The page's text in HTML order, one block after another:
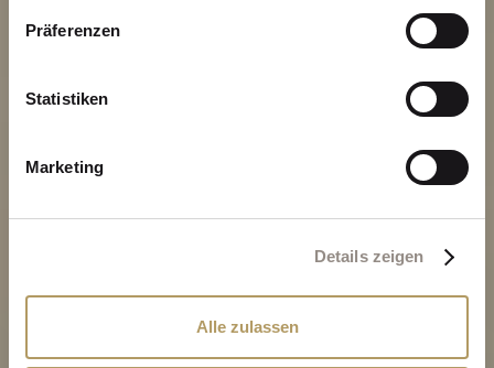
Präferenzen
Statistiken
Marketing
Details zeigen
Alle zulassen